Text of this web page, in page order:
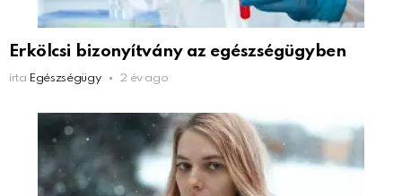
Erkölcsi bizonyítvány az egészségügyben
írta Egészségügy 2 év ago